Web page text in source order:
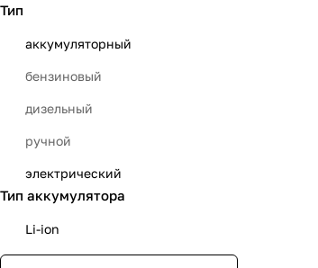
Ресанта
Тип
аккумуляторный
бензиновый
дизельный
ручной
электрический
Тип аккумулятора
Li-ion